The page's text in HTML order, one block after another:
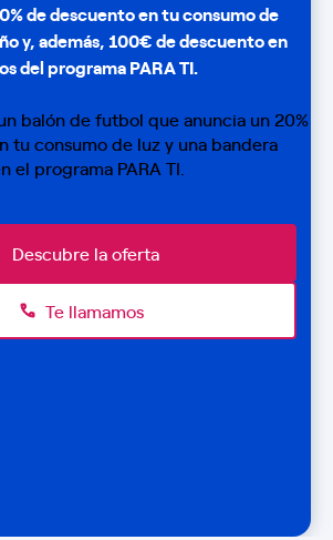
de descuento en tu consumo de
y, además, 100€ de descuento en
del programa PARA TI.
Descubre la oferta
Te llamamos